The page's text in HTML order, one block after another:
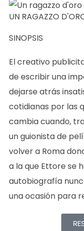
UN RAGAZZO
SINOPSIS
El creativo
de escribir una
dejarse atrás
cotidianas por las
cambia cuando,
un guionista de
volver a Roma
a la que Ettore se
autobiografía
una ocasión para